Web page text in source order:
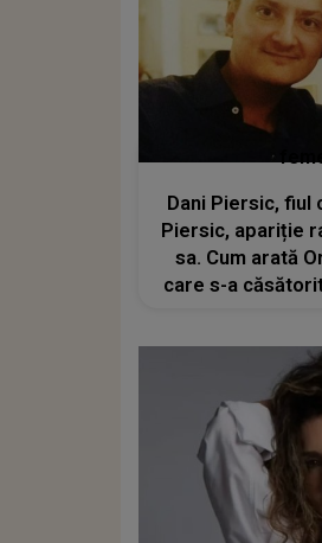
Dani Piersic, fiul
Piersic, apariție
sa. Cum arată
care s-a